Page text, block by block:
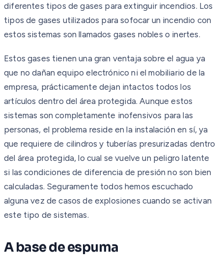
diferentes tipos de gases para extinguir incendios. Los
tipos de gases utilizados para sofocar un incendio con
estos sistemas son llamados gases nobles o inertes.
Estos gases tienen una gran ventaja sobre el agua ya
que no dañan equipo electrónico ni el mobiliario de la
empresa, prácticamente dejan intactos todos los
artículos dentro del área protegida. Aunque estos
sistemas son completamente inofensivos para las
personas, el problema reside en la instalación en sí, ya
que requiere de cilindros y tuberías presurizadas dentro
del área protegida, lo cual se vuelve un peligro latente
si las condiciones de diferencia de presión no son bien
calculadas. Seguramente todos hemos escuchado
alguna vez de casos de explosiones cuando se activan
este tipo de sistemas.
A base de espuma